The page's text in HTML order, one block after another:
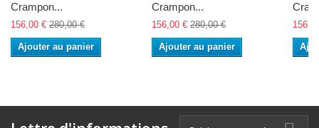
Crampon...
156,00 € 280,00 €
Ajouter au panier
Crampon...
156,00 € 280,00 €
Ajouter au panier